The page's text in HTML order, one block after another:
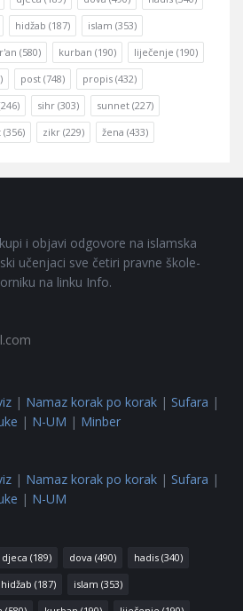
hidžab (187) islam (353)
(580) kurban (190) liječenje (190)
post (748) propis (432)
sihr (303) sunnet (227)
(356) zikr (229) žena (433)
i objavi odgovore na islamska
učenjaci sve četiri pravne škole-
na linku Info.
| Namaz korak po korak | Sufara |
| N-UM | Minber
| Namaz korak po korak | Sufara |
| N-UM
djeca (189) dova (490) hadis (340)
hidžab (187) islam (353)